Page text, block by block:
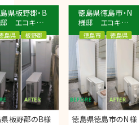
・B
ュ
事
野郡
ト
のB様
徳島県徳島市・N
様邸 エコキュ
ート交換工事
Panasonic460L
HE-S46LQS
Sシリーズ
徳島市
徳島県
エコキュート
徳島県徳島市のN様